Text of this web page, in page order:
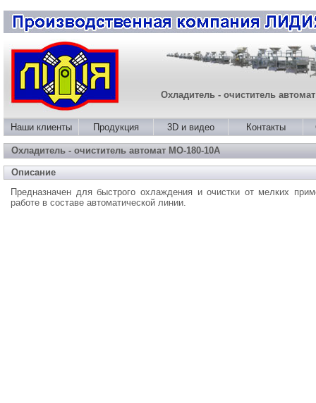
Охладитель - очиститель автомат
Наши клиенты Продукция 3D и видео Контакты
Охладитель - очиститель автомат МО-180-10А
Описание
Предназначен для быстрого охлаждения и очистки от мелких
работе в составе автоматической линии.